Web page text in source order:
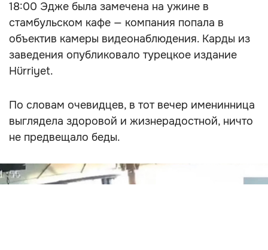
18:00 Эдже была замечена на ужине в
стамбульском кафе — компания попала в
объектив камеры видеонаблюдения. Карды из
заведения опубликовало турецкое издание
Hürriyet.
По словам очевидцев, в тот вечер именинница
выглядела здоровой и жизнерадостной, ничто
не предвещало беды.